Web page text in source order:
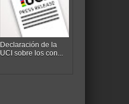
Declaración de la
UCI sobre los con...